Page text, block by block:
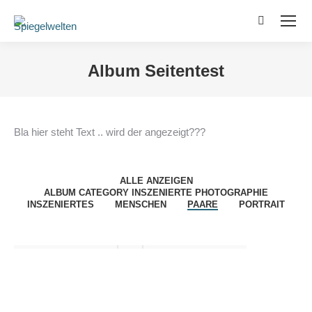
Search:
Album Seitentest
Bla hier steht Text .. wird der angezeigt???
ALLE ANZEIGEN
ALBUM CATEGORY INSZENIERTE PHOTOGRAPHIE
INSZENIERTES
MENSCHEN PAARE PORTRAIT